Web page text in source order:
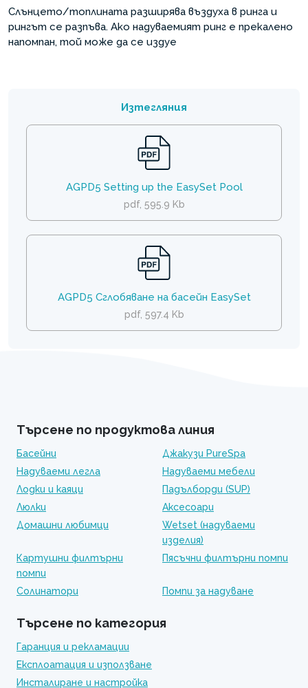
Слънцето/топлината разширява въздуха в ринга и
рингът се разпъва. Ако надуваемият ринг е прекалено
напомпан, той може да се издуе
Изтегляния
AGPD5 Setting up the EasySet Pool
pdf, 595.9 Kb
AGPD5 Сглобяване на басейн EasySet
pdf, 597.4 Kb
Търсене по продуктова линия
Басейни
Джакузи PureSpa
Надуваеми легла
Надуваеми мебели
Лодки и каяци
Падълборди (SUP)
Люлки
Аксесоари
Домашни любимци
Wetset (надуваеми
изделия)
Картушни филтърни
помпи
Пясъчни филтърни помпи
Солинатори Помпи за надуване
Търсене по категория
Гаранция и рекламации
Експлоатация и използване
Инсталиране и настройка